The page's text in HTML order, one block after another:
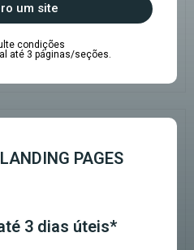
um site
condições
até 3 páginas/seções.
PAGES
3 dias úteis*